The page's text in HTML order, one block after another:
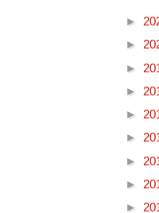
►
►
►
►
►
►
►
►
►